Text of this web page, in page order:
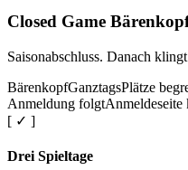
Closed Game
Saisonabschluss. Danach
BärenkopfGanztagsPlätze
Anmeldung folgt
[ ✓ ]
Drei Spieltage